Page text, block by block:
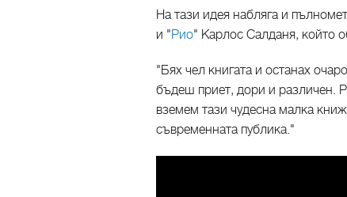
На тази идея набляга и
и "Рио" Карлос Салданя, който
"Бях чел книгата и останах
бъдеш приет, дори и различен.
вземем тази чудесна малка
съвременната публика."